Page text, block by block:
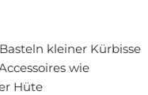
kleiner Kürbisse
wie
Hüte